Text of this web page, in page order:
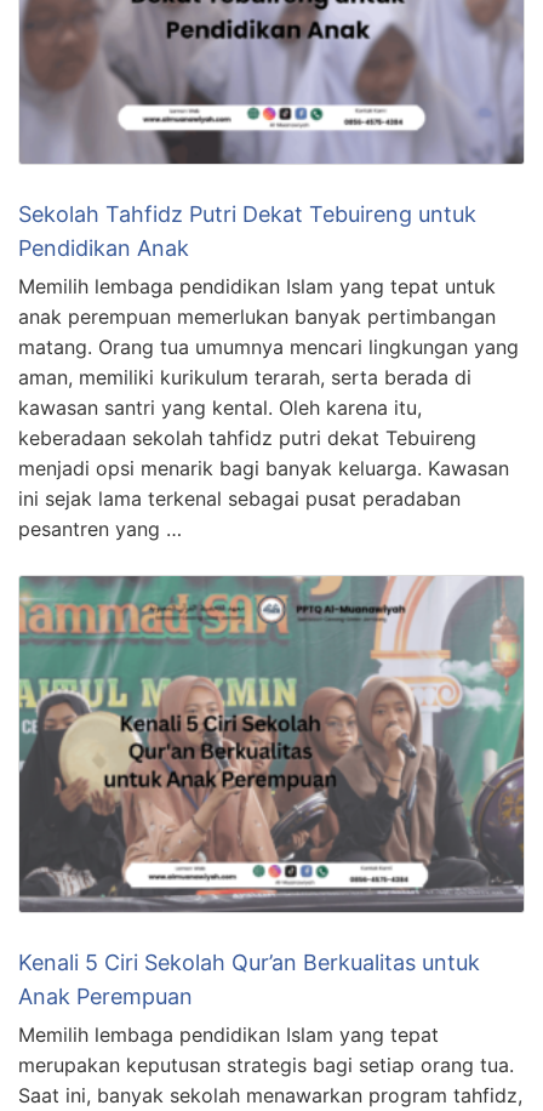
Sekolah Tahfidz Putri Dekat Tebuireng untuk
Pendidikan Anak
Memilih lembaga pendidikan Islam yang tepat untuk
anak perempuan memerlukan banyak pertimbangan
matang. Orang tua umumnya mencari lingkungan yang
aman, memiliki kurikulum terarah, serta berada di
kawasan santri yang kental. Oleh karena itu,
keberadaan sekolah tahfidz putri dekat Tebuireng
menjadi opsi menarik bagi banyak keluarga. Kawasan
ini sejak lama terkenal sebagai pusat peradaban
pesantren yang …
Kenali 5 Ciri Sekolah Qur’an Berkualitas untuk
Anak Perempuan
Memilih lembaga pendidikan Islam yang tepat
merupakan keputusan strategis bagi setiap orang tua.
Saat ini, banyak sekolah menawarkan program tahfidz,